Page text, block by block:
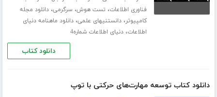
فناوری اطلاعات، تست هوش، سرگرمی،دانلود مجله
کامپیوتر،دانستنیهای علمی،دانلود ماهنامه دنیای
اطلاعات،دنیای اطلاعات شماره4
دانلود کتاب
دانلود کتاب توسعه مهارت‌های حرکتی با توپ